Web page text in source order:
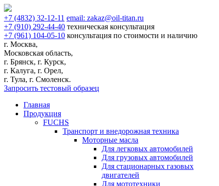
+7 (4832) 32-12-11 email: zakaz@oil-titan.ru
+7 (910) 292-44-40 техническая консультация
+7 (961) 104-05-10 консультация по стоимости и наличию
г. Москва,
Московская область,
г. Брянск, г. Курск,
г. Калуга, г. Орел,
г. Тула, г. Смоленск.
Запросить тестовый образец
Главная
Продукция
FUCHS
Транспорт и внедорожная техника
Моторные масла
Для легковых автомобилей
Для грузовых автомобилей
Для стационарных газовых
двигателей
Для мототехники